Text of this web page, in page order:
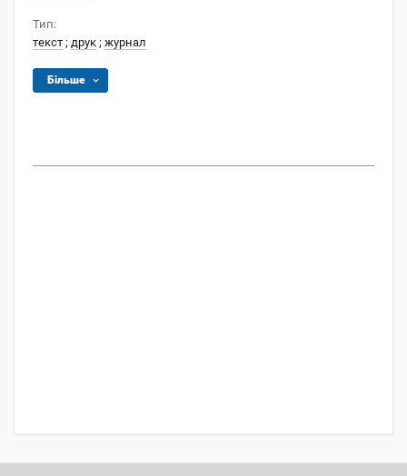
Тип:
текст ; друк ; журнал
Більше